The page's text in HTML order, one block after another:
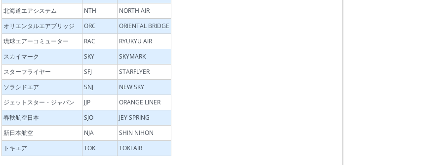
北海道エアシステム
NTH
NORTH AIR
オリエンタルエアブリッジ
ORC
ORIENTAL BRIDGE
琉球エアーコミューター
RAC
RYUKYU AIR
スカイマーク
SKY
SKYMARK
スターフライヤー
SFJ
STARFLYER
ソラシドエア
SNJ
NEW SKY
ジェットスター・ジャパン
JJP
ORANGE LINER
春秋航空日本
SJO
JEY SPRING
新日本航空
NJA
SHIN NIHON
トキエア
TOK TOKI AIR